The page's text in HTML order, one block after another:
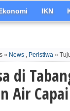
IKN
» News , Peristiwa »
di
Air